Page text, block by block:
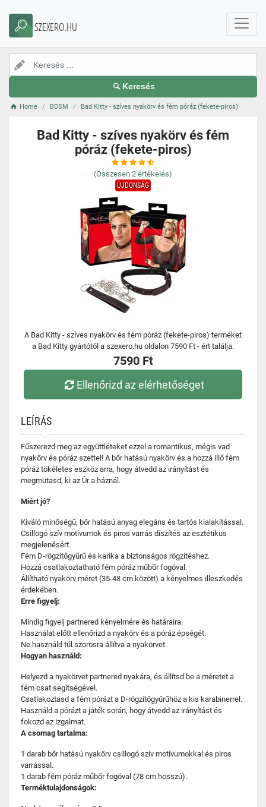
SZEXERO.HU
Keresés
Home BDSM Bad Kitty - szíves nyakörv és fém póráz (fekete-piros)
Bad Kitty - szíves nyakörv és fém
póráz (fekete-piros)
(Összesen 2 értékelés)
ÚJDONSÁG
A Bad Kitty - szíves nyakörv és fém póráz (fekete-piros) terméket
a Bad Kitty gyártótól a szexero.hu oldalon 7590 Ft - ért találja.
7590 Ft
Ellenőrizd az elérhetőséget
LEÍRÁS
Fűszerezd meg az együttléteket ezzel a romantikus, mégis vad
nyakörv és póráz szettel! A bőr hatású nyakörv és a hozzá illő fém
póráz tökéletes eszköz arra, hogy átvedd az irányítást és
megmutasd, ki az Úr a háznál.
Miért jó?
Kiváló minőségű, bőr hatású anyag elegáns és tartós kialakítással.
Csillogó szív motívumok és piros varrás díszítés az esztétikus
megjelenésért.
Fém D-rögzítőgyűrű és karika a biztonságos rögzítéshez.
Hozzá csatlakoztatható fém póráz műbőr fogóval.
Állítható nyakörv méret (35-48 cm között) a kényelmes illeszkedés
érdekében.
Erre figyelj:
Mindig figyelj partnered kényelmére és határaira.
Használat előtt ellenőrizd a nyakörv és a póráz épségét.
Ne használd túl szorosra állítva a nyakörvet.
Hogyan használd:
Helyezd a nyakörvet partnered nyakára, és állítsd be a méretet a
fém csat segítségével.
Csatlakoztasd a fém pórázt a D-rögzítőgyűrűhöz a kis karabinerrel.
Használd a pórázt a játék során, hogy átvedd az irányítást és
fokozd az izgalmat.
A csomag tartalma:
1 darab bőr hatású nyakörv csillogó szív motívumokkal és piros
varrással.
1 darab fém póráz műbőr fogóval (78 cm hosszú).
Terméktulajdonságok: